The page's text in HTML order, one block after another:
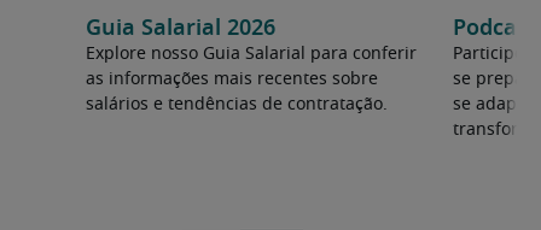
Guia Salarial 2026
Explore nosso Guia Salarial para conferir
as informações mais recentes sobre
salários e tendências de contratação.
Participe
se
se